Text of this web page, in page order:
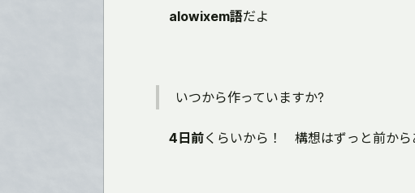
alowixem語だよ
いつから作っていますか?
4日前くらいから！ 構想はずっと前から